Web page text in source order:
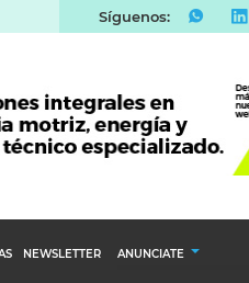
Síguenos:
NEWSLETTER ANUNCIATE